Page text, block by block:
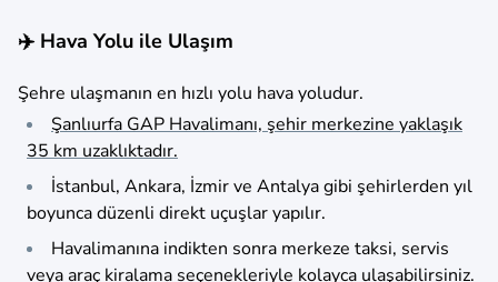
✈️ Hava Yolu ile Ulaşım
Şehre ulaşmanın en hızlı yolu hava yoludur.
Şanlıurfa GAP Havalimanı, şehir merkezine yaklaşık
35 km uzaklıktadır.
İstanbul, Ankara, İzmir ve Antalya gibi şehirlerden yıl
boyunca düzenli direkt uçuşlar yapılır.
Havalimanına indikten sonra merkeze taksi, servis
veyaaraç kiralama seçenekleriyle kolayca ulaşabilirsiniz.